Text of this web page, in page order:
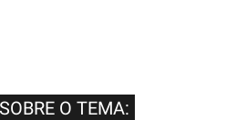
O TEMA: